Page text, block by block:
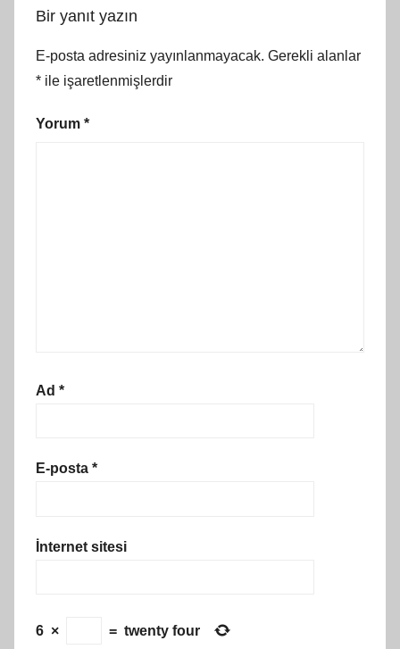
Bir yanıt yazın
E-posta adresiniz yayınlanmayacak. Gerekli alanlar
* ile işaretlenmişlerdir
Yorum *
Ad *
E-posta *
İnternet sitesi
6 × = twenty four